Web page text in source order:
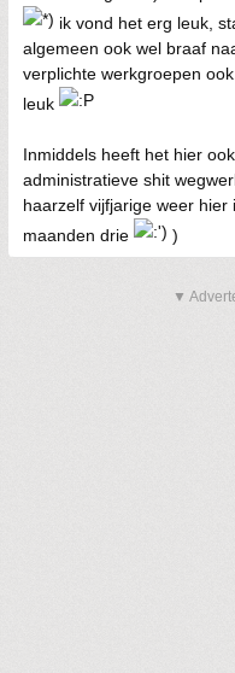
ik vond het erg leuk,
algemeen ook wel braaf
verplichte werkgroepen
leuk
Inmiddels heeft het hier
administratieve shit
haarzelf vijfjarige weer
maanden drie
)
▼